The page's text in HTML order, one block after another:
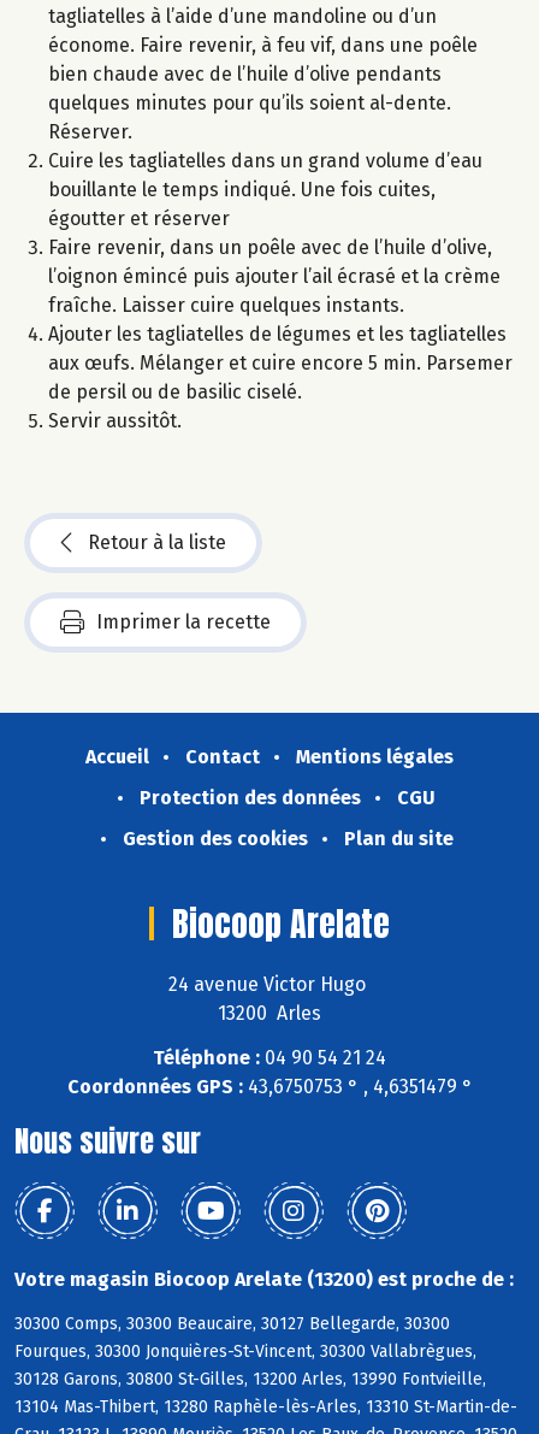
tagliatelles à l’aide d’une mandoline ou d’un
économe. Faire revenir, à feu vif, dans une poêle
bien chaude avec de l’huile d’olive pendants
quelques minutes pour qu’ils soient al-dente.
Réserver.
Cuire les tagliatelles dans un grand volume d’eau
bouillante le temps indiqué. Une fois cuites,
égoutter et réserver
Faire revenir, dans un poêle avec de l’huile d’olive,
l’oignon émincé puis ajouter l’ail écrasé et la crème
fraîche. Laisser cuire quelques instants.
Ajouter les tagliatelles de légumes et les tagliatelles
aux œufs. Mélanger et cuire encore 5 min. Parsemer
de persil ou de basilic ciselé.
Servir aussitôt.
Retour à la liste
Imprimer la recette
Accueil Contact
Mentions légales
Protection des données
CGU
Gestion des cookies
Plan du site
Biocoop Arelate
24 avenue Victor Hugo
13200 Arles
Téléphone : 04 90 54 21 24
Coordonnées GPS :43,6750753 ° , 4,6351479 °
Nous suivre sur
Votre magasin Biocoop Arelate (13200) est proche de :
30300 Comps, 30300 Beaucaire, 30127 Bellegarde, 30300
Fourques, 30300 Jonquières-St-Vincent, 30300 Vallabrègues,
30128 Garons, 30800 St-Gilles, 13200 Arles, 13990 Fontvieille,
13104 Mas-Thibert, 13280 Raphèle-lès-Arles, 13310 St-Martin-de-